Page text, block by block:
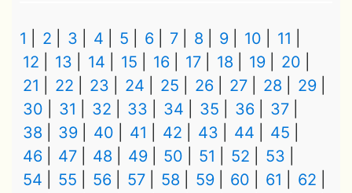
1 2 3 4 5 6 7 8 9 10
11
12
13 14 15 16 17 18 19
20
21
22 23 24 25 26 27 28
29
30
31 32 33 34 35 36
37
38
39 40 41 42 43 44
45
46
47 48 49 50 51 52
53
54
55 56 57 58 59 60 61
62